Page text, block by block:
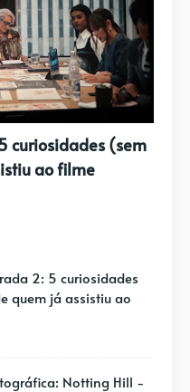
curiosidades (sem
ao filme
2: 5 curiosidades
quem já assistiu ao
Notting Hill -